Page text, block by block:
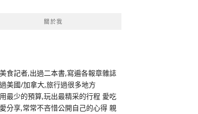
關於我
食記者,出過二本書,寫遍各報章雜誌
美國/加拿大,旅行過很多地方
最少的預算,玩出最精采的行程 愛吃
分享,常常不吝惜公開自己的心得 親